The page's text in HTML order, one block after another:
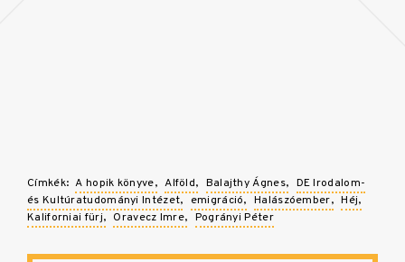
Címkék: A hopik könyve Alföld Balajthy Ágnes
DE Irodalom-
és Kultúratudományi Intézet
emigráció Halászóember
Héj
Kaliforniai fürj
Oravecz Imre Pogrányi Péter